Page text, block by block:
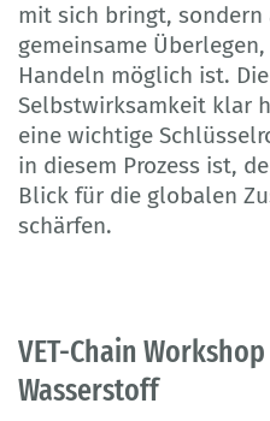
mit sich bringt, sondern
gemeinsame
Handeln möglich ist.
Selbstwirksamkeit klar
eine wichtige
in diesem Prozess ist,
Blick für die globalen
schärfen.
VET-Chain
Wasserstoff